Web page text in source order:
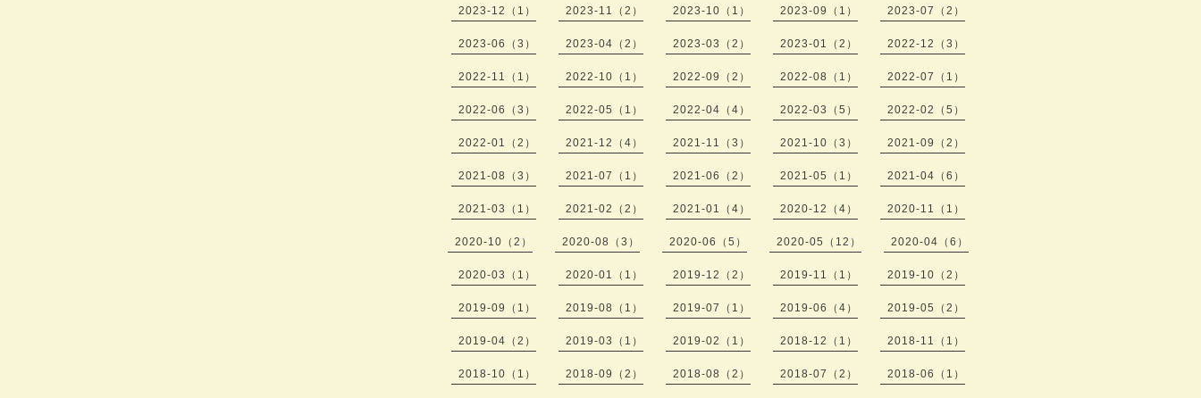
2023-12（1） 2023-11（2） 2023-10（1） 2023-09（1） 2023-07（2）
2023-06（3） 2023-04（2） 2023-03（2） 2023-01（2） 2022-12（3）
2022-11（1） 2022-10（1） 2022-09（2） 2022-08（1） 2022-07（1）
2022-06（3） 2022-05（1） 2022-04（4） 2022-03（5） 2022-02（5）
2022-01（2） 2021-12（4） 2021-11（3） 2021-10（3） 2021-09（2）
2021-08（3） 2021-07（1） 2021-06（2） 2021-05（1） 2021-04（6）
2021-03（1） 2021-02（2） 2021-01（4） 2020-12（4） 2020-11（1）
2020-10（2） 2020-08（3） 2020-06（5） 2020-05（12） 2020-04（6）
2020-03（1） 2020-01（1） 2019-12（2） 2019-11（1） 2019-10（2）
2019-09（1） 2019-08（1） 2019-07（1） 2019-06（4） 2019-05（2）
2019-04（2） 2019-03（1） 2019-02（1） 2018-12（1） 2018-11（1）
2018-10（1） 2018-09（2） 2018-08（2） 2018-07（2） 2018-06（1）